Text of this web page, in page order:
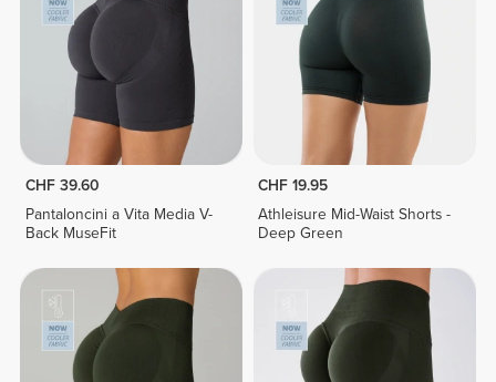
CHF 39.60
Pantaloncini a Vita Media V-
Back MuseFit
CHF 19.95
Athleisure Mid-Waist Shorts -
Deep Green